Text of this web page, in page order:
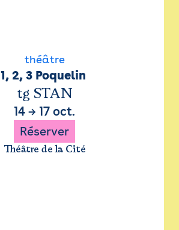
théâtre
1, 2, 3 Poquelin
tg STAN
14 → 17 oct.
Réserver
Théâtre de la Cité